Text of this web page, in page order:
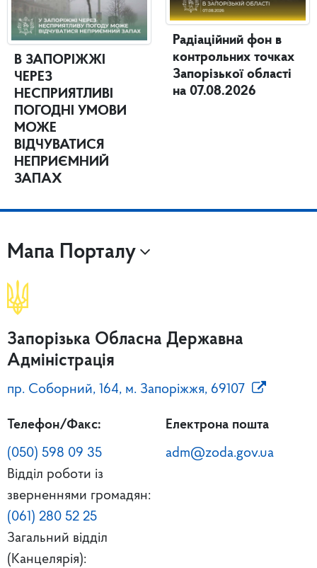
В ЗАПОРІЖЖІ
ЧЕРЕЗ
НЕСПРИЯТЛИВІ
ПОГОДНІ УМОВИ
МОЖЕ
ВІДЧУВАТИСЯ
НЕПРИЄМНИЙ
ЗАПАХ
Радіаційний фон в
контрольних точках
Запорізької області
на 07.08.2026
Мапа Порталу
Запорізька Обласна Державна
Адміністрація
пр. Соборний, 164, м. Запоріжжя, 69107
Телефон/Факс:
(050) 598 09 35
Відділ роботи із
зверненнями громадян:
(061) 280 52 25
Загальний відділ
(Канцелярія):
Електрона пошта
adm@zoda.gov.ua